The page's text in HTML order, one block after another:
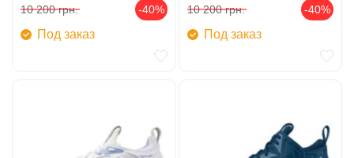
10 200 грн. -40%
Под заказ
10 200 грн. -40%
Под заказ